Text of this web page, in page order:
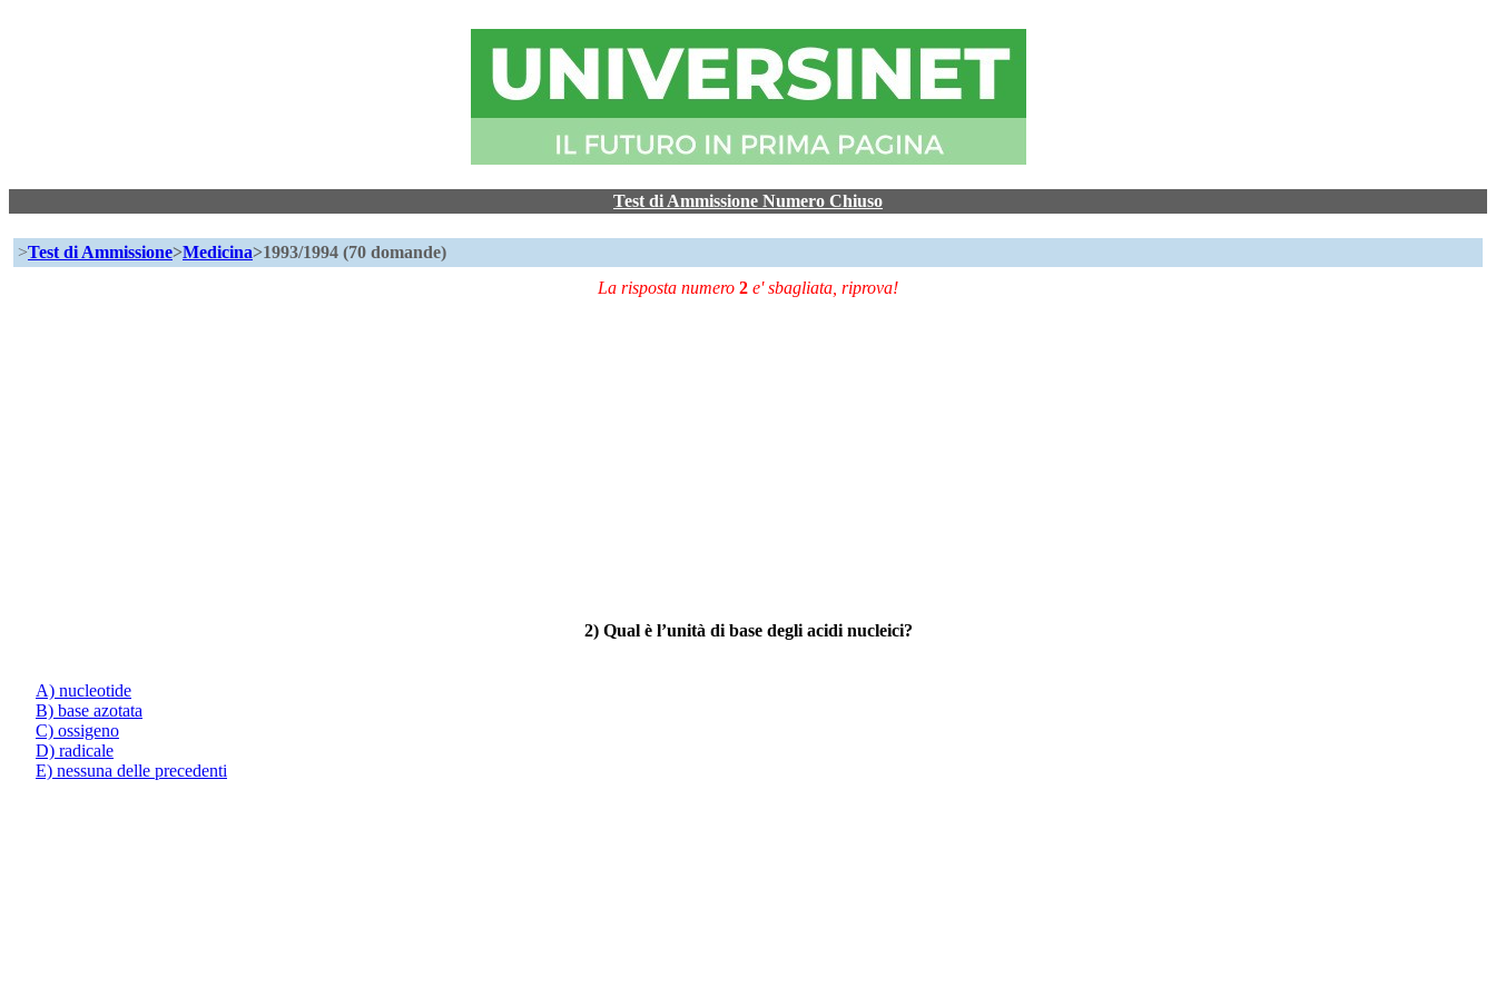
Test di Ammissione Numero Chiuso
>Test di Ammissione>Medicina>1993/1994 (70 domande)
La risposta numero 2 e' sbagliata, riprova!
2) Qual è l’unità di base degli acidi nucleici?
A) nucleotide
B) base azotata
C) ossigeno
D) radicale
E) nessuna delle precedenti